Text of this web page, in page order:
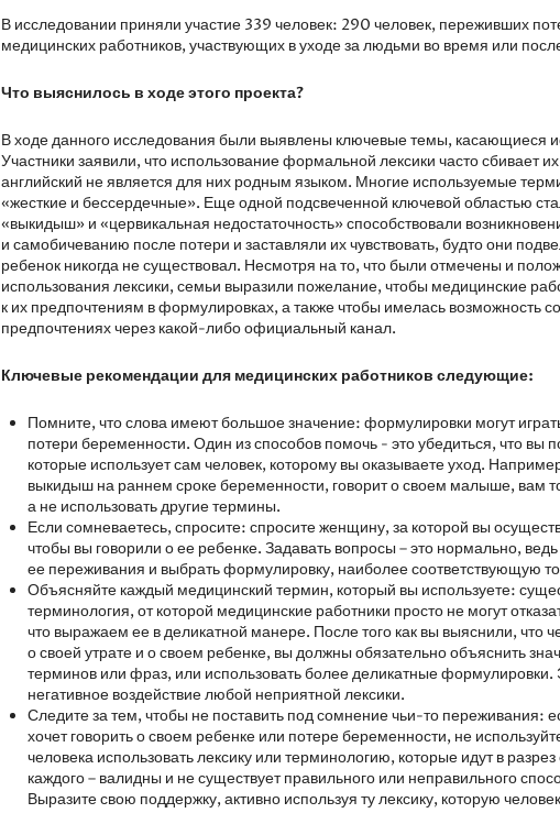
В исследовании приняли участие 339 человек: 290 человек, переживших
медицинских работников, участвующих в уходе за людьми во время или
Что выяснилось в ходе этого проекта?
В ходе данного исследования были выявлены ключевые темы, касающиеся
Участники заявили, что использование формальной лексики часто сбивает
английский не является для них родным языком. Многие используемые
«жесткие и бессердечные». Еще одной подсвеченной ключевой областью
«выкидыш» и «цервикальная недостаточность» способствовали
и самобичеванию после потери и заставляли их чувствовать, будто они
ребенок никогда не существовал. Несмотря на то, что были отмечены и
использования лексики, семьи выразили пожелание, чтобы медицинские
к их предпочтениям в формулировках, а также чтобы имелась возможность
предпочтениях через какой-либо официальный канал.
Ключевые рекомендации для медицинских работников следующие:
Помните, что слова имеют большое значение: формулировки могут
потери беременности. Один из способов помочь - это убедиться, что вы
которые использует сам человек, которому вы оказываете уход.
выкидыш на раннем сроке беременности, говорит о своем малыше, вам
а не использовать другие термины.
Если сомневаетесь, спросите: спросите женщину, за которой вы
чтобы вы говорили о ее ребенке. Задавать вопросы – это нормально,
ее переживания и выбрать формулировку, наиболее соответствующую
Объясняйте каждый медицинский термин, который вы используете:
терминология, от которой медицинские работники просто не могут
что выражаем ее в деликатной манере. После того как вы выяснили, что
о своей утрате и о своем ребенке, вы должны обязательно объяснить
терминов или фраз, или использовать более деликатные формулировки.
негативное воздействие любой неприятной лексики.
Следите за тем, чтобы не поставить под сомнение чьи-то переживания:
хочет говорить о своем ребенке или потере беременности, не
человека использовать лексику или терминологию, которые идут в
каждого – валидны и не существует правильного или неправильного
Выразите свою поддержку, активно используя ту лексику, которую